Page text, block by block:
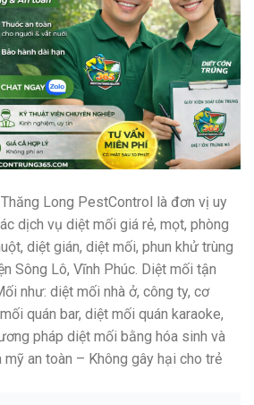
Long PestControl là đơn vị uy
dịch vụ diệt mối giá rẻ, mọt, phòng
diệt gián, diệt mối, phun khử trùng
Sông Lô, Vĩnh Phúc. Diệt mối tận
như: diệt mối nhà ở, công ty, cơ
quán bar, diệt mối quán karaoke,
pháp diệt mối bằng hóa sinh và
an toàn – Không gây hại cho trẻ